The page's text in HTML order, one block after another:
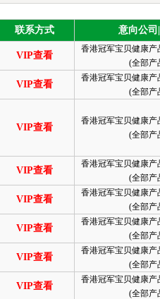
联系方式 意向公司
VIP查看
香港冠军宝贝健康产
(全部产
VIP查看
香港冠军宝贝健康产
(全部产
VIP查看
香港冠军宝贝健康产
(全部产
VIP查看
香港冠军宝贝健康产
(全部产
VIP查看
香港冠军宝贝健康产
(全部产
VIP查看
香港冠军宝贝健康产
(全部产
VIP查看
香港冠军宝贝健康产
(全部产
VIP查看
香港冠军宝贝健康产
(全部产